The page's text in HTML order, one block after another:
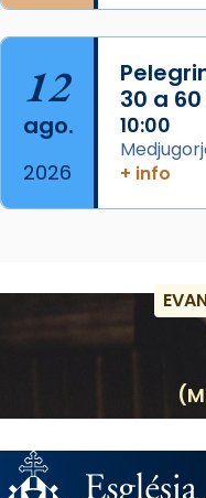
12
ago.
2026
30 a
10:00
+ info